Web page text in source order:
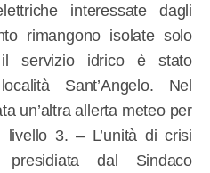
interessate dagli
rimangono isolate solo
servizio idrico è stato
Sant’Angelo. Nel
un’altra allerta meteo per
3. – L’unità di crisi
dal Sindaco